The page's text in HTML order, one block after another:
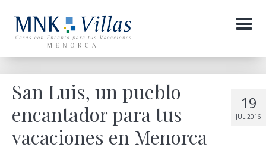
Menu
19
JUL 2016
San Luis, un pueblo
encantador para tus
vacaciones en Menorca